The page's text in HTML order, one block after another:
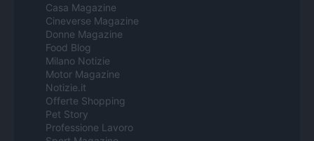
Casa Magazine
Cineverse Magazine
Donne Magazine
Food Blog
Milano Notizie
Motor Magazine
Notizie.it
Offerte Shopping
Pet Story
Professione Lavoro